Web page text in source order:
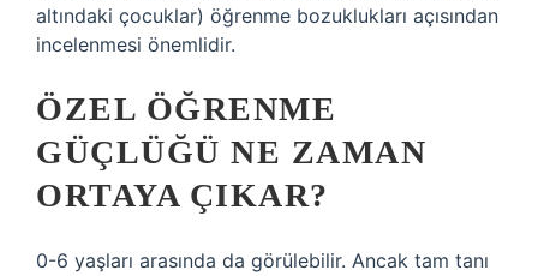
altındaki çocuklar) öğrenme bozuklukları açısından
incelenmesi önemlidir.
ÖZEL ÖĞRENME
GÜÇLÜĞÜ NE ZAMAN
ORTAYA ÇIKAR?
0-6 yaşları arasında da görülebilir. Ancak tam tanı